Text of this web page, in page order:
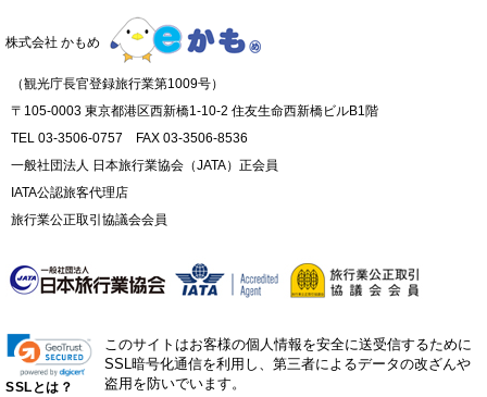
株式会社 かもめ
（観光庁長官登録旅行業第1009号）
〒105-0003 東京都港区西新橋1-10-2 住友生命西新橋ビルB1階
TEL 03-3506-0757 FAX 03-3506-8536
一般社団法人 日本旅行業協会（JATA）正会員
IATA公認旅客代理店
旅行業公正取引協議会会員
SSLとは？
このサイトはお客様の個人情報を安全に送受信するために
SSL暗号化通信を利用し、第三者によるデータの改ざんや
盗用を防いでいます。